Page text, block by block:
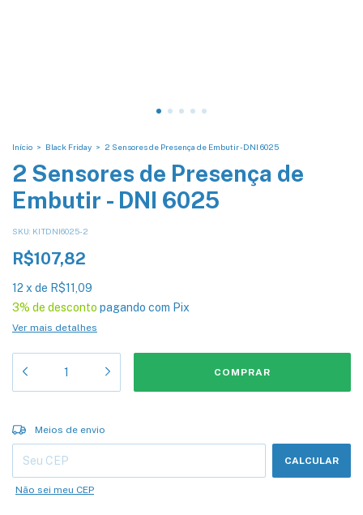
Início > Black Friday > 2 Sensores de Presença de Embutir - DNI 6025
2 Sensores de Presença de
Embutir - DNI 6025
SKU: KITDNI6025-2
R$107,82
12 x de R$11,09
3% de desconto pagando com Pix
Ver mais detalhes
Entregas para o CEP:
Meios de envio
CALCULAR
Não sei meu CEP